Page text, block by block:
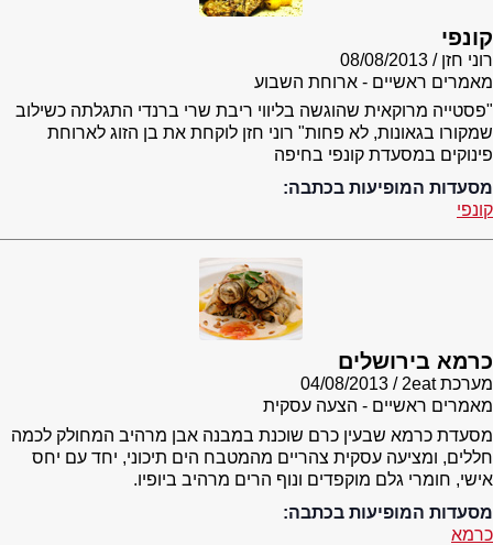
קונפי
רוני חזן
08/08/2013
מאמרים ראשיים - ארוחת השבוע
"פסטייה מרוקאית שהוגשה בליווי ריבת שרי ברנדי התגלתה כשילוב
שמקורו בגאונות, לא פחות" רוני חזן לוקחת את בן הזוג לארוחת
פינוקים במסעדת קונפי בחיפה
מסעדות המופיעות בכתבה:
קונפי
כרמא בירושלים
מערכת 2eat
04/08/2013
מאמרים ראשיים - הצעה עסקית
מסעדת כרמא שבעין כרם שוכנת במבנה אבן מרהיב המחולק לכמה
חללים, ומציעה עסקית צהריים מהמטבח הים תיכוני, יחד עם יחס
אישי, חומרי גלם מוקפדים ונוף הרים מרהיב ביופיו.
מסעדות המופיעות בכתבה:
כרמא